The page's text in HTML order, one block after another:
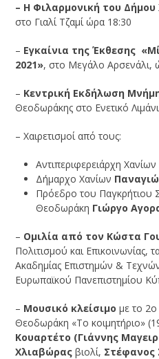
– Η Φιλαρμονική του
στο Γιαλί Τζαμί ώρα 18:30
– Εγκαίνια της Έκθεσης
2021», στο Μεγάλο Αρσενάλι,
– Κεντρική Εκδήλωση
Θεοδωράκης στο Ενετικό
– Χαιρετισμοί από τους:
Αντιπεριφερειάρχη Χανίων
Δήμαρχο Χανίων
Πρόεδρο του Παγκρήτιου
Θεοδωράκη Γιώργο
– Ομιλία από τον Κώστα
Πολιτισμού και Επικοινωνίας,
Ακαδημίας Επιστημών &
Ευρωπαϊκού Πανεπιστημίου
– Μουσικό κλείσιμο με το
Θεοδωράκη «Το κοιμητήριο»
Κουαρτέτο (Γιάννης
Χλιαβώρας βιολί, Στέφανος